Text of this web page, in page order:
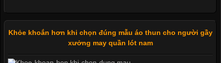
Khỏe khoắn hơn khi chọn đúng mẫu áo thun cho người gầy
xưởng may quần lót nam